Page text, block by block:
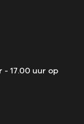
17.00 uur op